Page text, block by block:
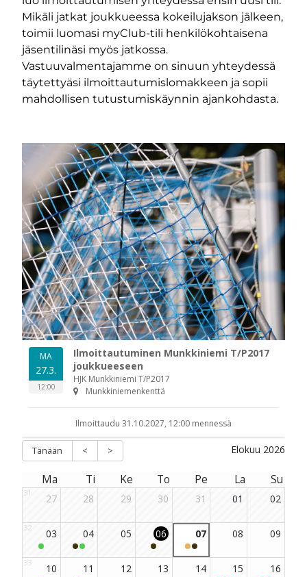
Mikäli jatkat joukkueessa kokeilujakson jälkeen,
toimii luomasi myClub-tili henkilökohtaisena
jäsentilinäsi myös jatkossa.
Vastuuvalmentajamme on sinuun yhteydessä
täytettyäsi ilmoittautumislomakkeen ja sopii
mahdollisen tutustumiskäynnin ajankohdasta.
sivu
kanava